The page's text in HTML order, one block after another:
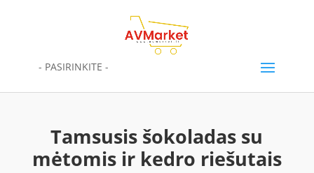
- PASIRINKITE -
Tamsusis šokoladas su
mėtomis ir kedro riešutais